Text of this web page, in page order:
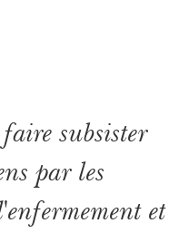
subsister
par les
et